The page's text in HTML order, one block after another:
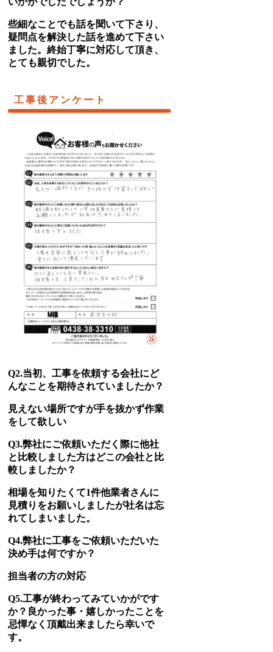
些細なことでも話を聞いて下さり、
疑問点を解決した話を進めて下さい
ました。終始丁寧に対応して頂き、
とても親切でした。
工事後アンケート
Q2.当初、工事を依頼する会社にど
んなことを期待されていましたか？
見えない場所ですが手を抜かず作業
をして欲しい
Q3.弊社にご依頼いただく際に他社
と比較しました方はどこの会社と比
較しましたか？
相場を知りたくて1件他業者さんに
見積りをお願いしましたが社名は忘
れてしまいました。
Q4.弊社に工事をご依頼いただいた
決め手は何ですか？
担当者の方の対応
Q5.工事が終わってみていかがです
か？良かった事・嬉しかったことを
忌憚なく頂戴出来ましたら幸いで
す。